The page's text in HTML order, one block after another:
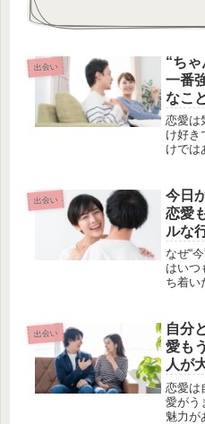
出会い
“ち
一番
なこ
恋愛は
け好き
けでは
こで必
す。問
い...
出会い
今日
恋愛
ルな
なぜ“
はいつ
ち着い
「今」
ベスト
出会い
自分
愛も
人が
恋愛は
愛がう
魅力が